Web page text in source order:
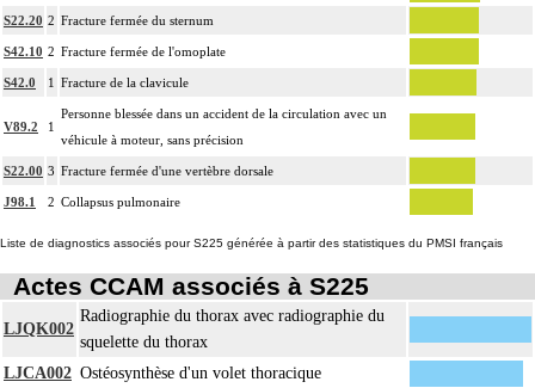
S22.20 2 Fracture fermée du sternum
S42.10 2 Fracture fermée de l'omoplate
S42.0 1 Fracture de la clavicule
V89.2 1
Personne blessée dans un accident de la circulation avec un
véhicule à moteur, sans précision
S22.00 3 Fracture fermée d'une vertèbre dorsale
J98.1 2 Collapsus pulmonaire
Liste de diagnostics associés pour S225 générée à partir des statistiques du PMSI français
Actes CCAM associés à S225
LJQK002
Radiographie du thorax avec radiographie du
squelette du thorax
LJCA002 Ostéosynthèse d'un volet thoracique